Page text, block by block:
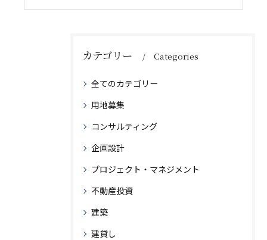
カテゴリー Categories
全てのカテゴリー
用地募集
コンサルティング
企画設計
プロジェクト・マネジメント
不動産投資
建築
建貸し